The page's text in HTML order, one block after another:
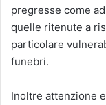
pregresse come
quelle ritenute a
particolare
funebri.
Inoltre attenzione